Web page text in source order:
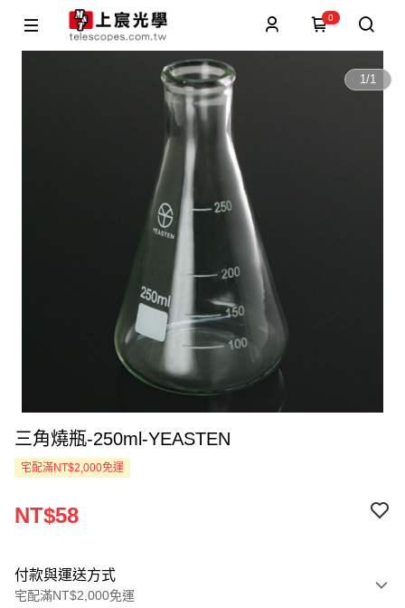
0
1/1
三角燒瓶-250ml-YEASTEN
宅配滿NT$2,000免運
NT$58
付款與運送方式
宅配滿NT$2,000免運